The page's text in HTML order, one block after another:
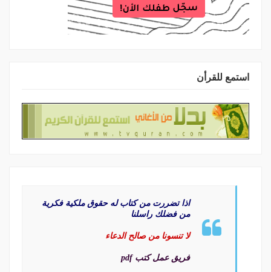
استمع للقرأن
اذا تضررت من كتاب له حقوق ملكية فكرية
من فضلك راسلنا
لا تنسونا من صالح الدعاء
فريق عمل كتب pdf